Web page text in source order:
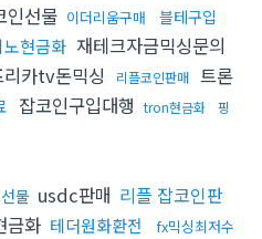
인선물 이더리움구매 블테구입
노현금화 재테크자금믹싱문의
리카tv돈믹싱 리플코인판매 트론
잡코인구입대행 tron현금화
핑
물 usdc판매 리플 잡코인판
금화 테더원화환전
fx믹싱최저수